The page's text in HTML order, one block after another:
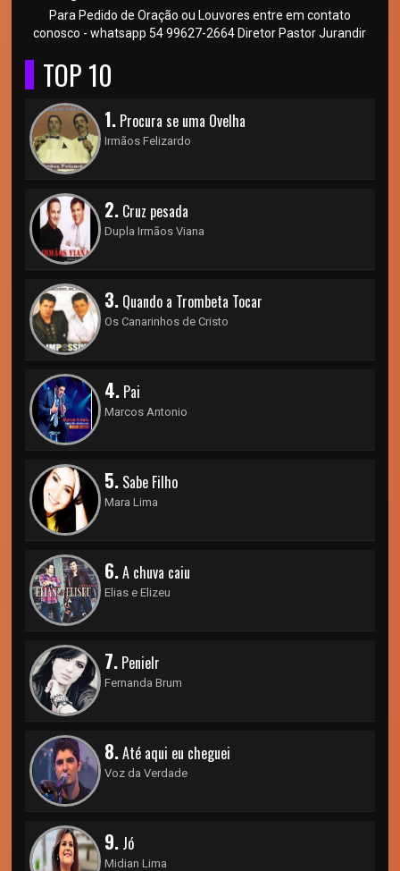
Para Pedido de Oração ou Louvores entre em contato
conosco - whatsapp 54 99627-2664 Diretor Pastor Jurandir
TOP 10
1. Procura se uma Ovelha
Irmãos Felizardo
2. Cruz pesada
Dupla Irmãos Viana
3. Quando a Trombeta Tocar
Os Canarinhos de Cristo
4. Pai
Marcos Antonio
5. Sabe Filho
Mara Lima
6.A chuva caiu
Elias e Elizeu
7. Penielr
Fernanda Brum
8.Até aqui eu cheguei
Voz da Verdade
9. Jó
Midian Lima